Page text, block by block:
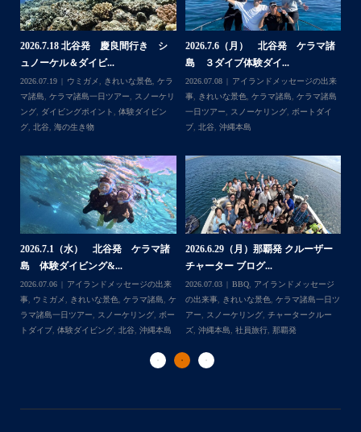
2026.6.22（月） 北谷発 ケラマ諸
島 体験ダイビング...
2026.06.30
アイランドメッセージの出来
事,ウミガメ,きれいな景色,ケラマ諸島, ケ
ラマ諸島一日ツアー, スノーケリング,ナガ
ンヌ島,ボートダイブ
2026.6.18 北谷発 慶良間行き 体
験ダイビングブログ
2026.06.18 きれいな景色 ,ケラマ諸島,ケ
ラマ諸島一日ツアー,スノーケリング,ダイ
ビングポイント, 体験ダイビング, 北谷
2026.6.17（水）北谷発 クルーザー
チャーター ブログ...
2026.06.17 BBQ,アイランドメッセージ
の出来事,きれいな景色 ,チャータークルー
ズ ,ナガンヌ島,北谷,社員旅行
2026.6.12（金） 北谷発 ケラマ諸
島 シュノーケリン...
2026.06.14
アイランドメッセージの出来
事,ウミガメ,きれいな景色,ケラマ諸島,
ラマ諸島一日ツアー